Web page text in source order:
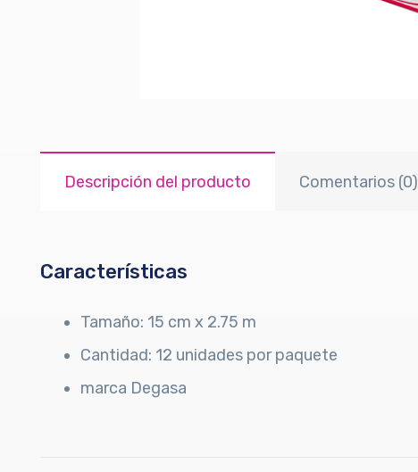
Descripción del producto Comentarios (0)
Características
Tamaño: 15 cm x 2.75 m
Cantidad: 12 unidades por paquete
marca Degasa